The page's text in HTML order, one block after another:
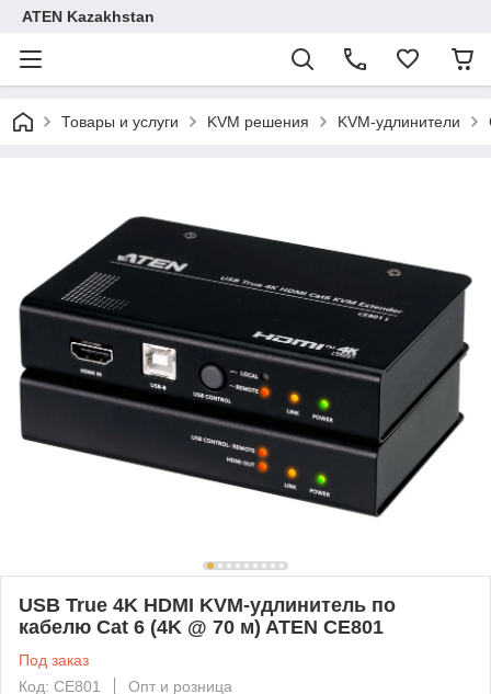
ATEN Kazakhstan
Товары и услуги KVM решения KVM-удлинители
USB True 4K HDMI KVM-удлинитель по
кабелю Cat 6 (4K @ 70 м) ATEN CE801
Под заказ
Код: CE801
Опт и розница